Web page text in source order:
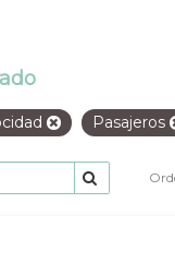
Pasajeros